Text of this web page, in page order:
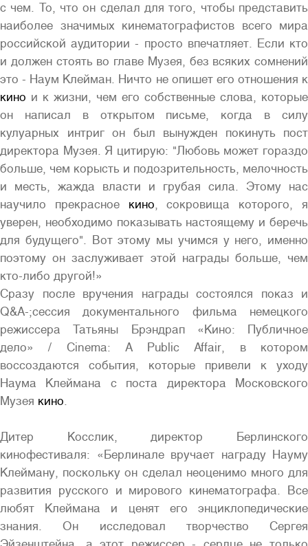
с чем. То, что он сделал для того, чтобы представить
наиболее значимых кинематографистов всего мира
российской аудитории - просто впечатляет. Если кто
и должен стоять во главе Музея, без всяких сомнений
это - Наум Клейман. Ничто не опишет его отношения к
кино и к жизни, чем его собственные слова, которые
он написал в открытом письме, когда в силу
кулуарных интриг он был вынужден покинуть пост
директора Музея. Я цитирую: "Любовь может гораздо
больше, чем корысть и подозрительность, мелочность
и месть, жажда власти и грубая сила. Этому нас
научило прекрасное кино, сокровища которого, я
уверен, необходимо показывать настоящему и беречь
для будущего". Вот этому мы учимся у него, именно
поэтому он заслуживает этой награды больше, чем
кто-либо другой!»
Сразу после вручения награды состоялся показ и
Q&A-;сессия документального фильма немецкого
режиссера Татьяны Брэндрап «Кино: Публичное
дело» / Cinema: A Public Affair, в котором
воссоздаются события, которые привели к уходу
Наума Клеймана с поста директора Московского
Музея кино.
Дитер Косслик, директор Берлинского
кинофестиваля: «Берлинале вручает награду Науму
Клейману, поскольку он сделал неоценимо много для
развития русского и мирового кинематографа. Все
любят Клеймана и ценят его энциклопедические
знания. Он исследовал творчество Сергея